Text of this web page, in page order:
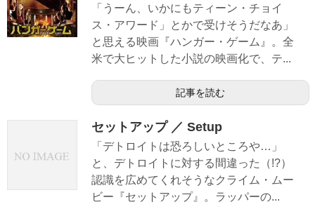
「うーん、いかにもティーン・チョイ
ス・アワード」とかで受けそうだなあ」
と思える映画『ハンガー・ゲーム』。全
米で大ヒットした小説の映画化で、テ...
記事を読む
セットアップ ／ Setup
「デトロイトは恐ろしいところや…」
と、デトロイトに対する間違った（!?）
認識を広めてくれそうなクライム・ムー
ビー『セットアップ』。ラッパーの...